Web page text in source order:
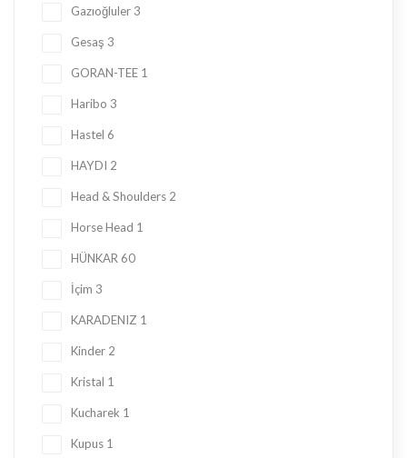
Gazıoğluler 3
Gesaş 3
GORAN-TEE 1
Haribo 3
Hastel 6
HAYDI 2
Head & Shoulders 2
Horse Head 1
HÜNKAR 60
İçim 3
KARADENIZ 1
Kinder 2
Kristal 1
Kucharek 1
Kupus 1